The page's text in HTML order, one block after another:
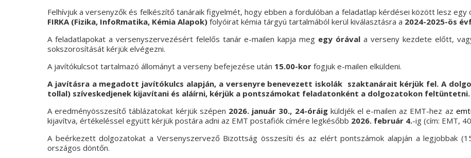
Felhívjuk a versenyzők és felkészítő tanáraik figyelmét, hogy ebben a fordulóban a feladatlap kérdései között lesz
FIRKA (Fizika, InfoRmatika, Kémia Alapok) folyóirat kémia tárgyú tartalmából kerül kiválasztásra a 2024-2025-ös
A feladatlapokat a versenyszervezésért felelős tanár e-mailen kapja meg egy órával a verseny kezdete előtt,
sokszorosítását kérjük elvégezni.
A javítókulcsot tartalmazó állományt a verseny befejezése után 15.00-kor fogjuk e-mailen elküldeni.
A javításra a megadott javítókulcs alapján, a versenyre benevezett iskolák szaktanárait kérjük fel. A
tollal) szíveskedjenek kijavítani és aláírni, kérjük a pontszámokat feladatonként a dolgozatokon feltüntetni.
Aeredményösszesítő táblázatokat kérjük szépen 2026. január 30., 24-óráig küldjék el e-mailen az EMT-hez az emt
kijavítva, értékeléssel együtt kérjük postára adni az EMT postafiók címére legkésőbb 2026. február 4.-ig (cím: EMT,
A beérkezett dolgozatokat a Versenyszervező Bizottság összesíti és az elért pontszámok alapján a legjobbak
országos döntőn.